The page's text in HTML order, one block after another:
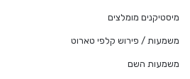
מיסטיקנים מומלצים
משמעות / פירוש קלפי טארוט
משמעות השם